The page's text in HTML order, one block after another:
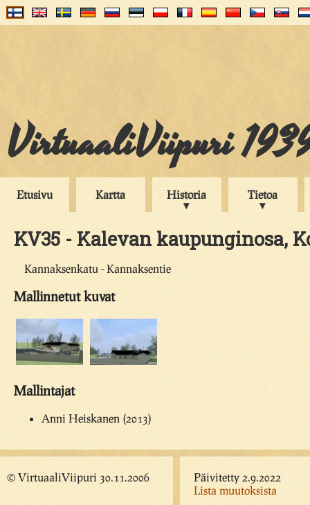
VirtuaaliViipuri
Etusivu Kartta Historia Tietoa
KV35 - Kalevan kaupunginosa,
Kannaksenkatu - Kannaksentie
Mallinnetut kuvat
Mallintajat
Anni Heiskanen (2013)
© VirtuaaliViipuri 30.11.2006
Päivitetty 2.9.2022
Lista muutoksista